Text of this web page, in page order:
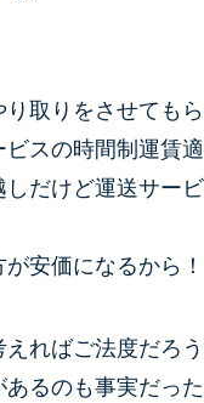
り取りをさせても
スの時間制運賃
しだけど運送サー
安価になるから！
えればご法度だろ
るのも事実だった